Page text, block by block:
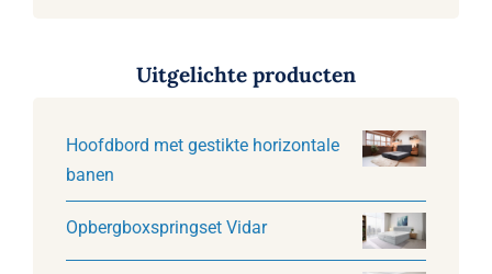
Uitgelichte producten
Hoofdbord met gestikte horizontale
banen
Opbergboxspringset Vidar